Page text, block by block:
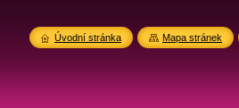
Úvodní stránka Mapa stránek